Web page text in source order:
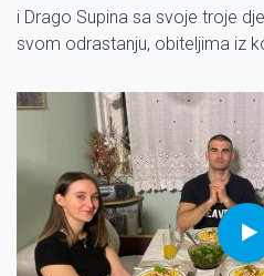
i Drago Supina sa svoje troje
svom odrastanju, obiteljima iz